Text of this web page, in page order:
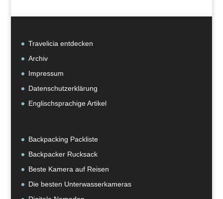
Travelicia entdecken
Archiv
Impressum
Datenschutzerklärung
Englischsprachige Artikel
Backpacking Packliste
Backpacker Rucksack
Beste Kamera auf Reisen
Die besten Unterwasserkameras